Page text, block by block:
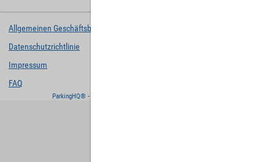
Allgemeinen Geschäftsbedingungen
Datenschutzrichtlinie
Impressum
FAQ
ParkingHQ® - eine Lösung von